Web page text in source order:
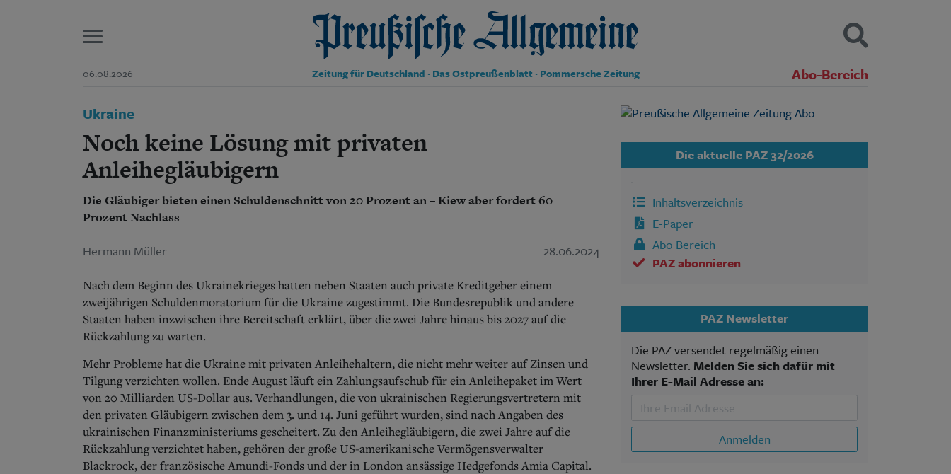
06.08.2026 Preußische Allgemeine Zeitung
Zeitung für Deutschland · Das Ostpreußenblatt · Pommersche Zeitung Abo-Bereich
Start
Aktuelle Ausgabe
Abonnenten-Login
Abonnent werden
Abo Prämien
Archiv
Mediadaten
Geschichte
Danzig und Westpreußen
Bücher
Kontakt
Datenschutz
Suchen und finden
SUCHEN
Ukraine
Noch keine Lösung mit privaten
Anleihegläubigern
Die Gläubiger bieten einen Schuldenschnitt von 20 Prozent an – Kiew aber fordert 60
Prozent Nachlass
Hermann Müller 28.06.2024
Nach dem Beginn des Ukrainekrieges hatten neben Staaten auch private Kreditgeber einem
zweijährigen Schuldenmoratorium für die Ukraine zugestimmt. Die Bundesrepublik und andere
Staaten haben inzwischen ihre Bereitschaft erklärt, über die zwei Jahre hinaus bis 2027 auf die
Rückzahlung zu warten.
Mehr Probleme hat die Ukraine mit privaten Anleihehaltern, die nicht mehr weiter auf Zinsen und
Tilgung verzichten wollen. Ende August läuft ein Zahlungsaufschub für ein Anleihepaket im Wert
von 20 Milliarden US-Dollar aus. Verhandlungen, die von ukrainischen Regierungsvertretern mit
den privaten Gläubigern zwischen dem 3. und 14. Juni geführt wurden, sind nach Angaben des
ukrainischen Finanzministeriums gescheitert. Zu den Anleihegläubigern, die zwei Jahre auf die
Rückzahlung verzichtet haben, gehören der große US-amerikanische Vermögensverwalter
Blackrock, der französische Amundi-Fonds und der in London ansässige Hedgefonds Amia Capital.
Die aktuelle PAZ 32/2026
Inhaltsverzeichnis
E-Paper
Abo Bereich
PAZ abonnieren
PAZ Newsletter
Die PAZ versendet regelmäßig einen
Newsletter. Melden Sie sich dafür mit
Ihrer E-Mail Adresse an:
Anmelden